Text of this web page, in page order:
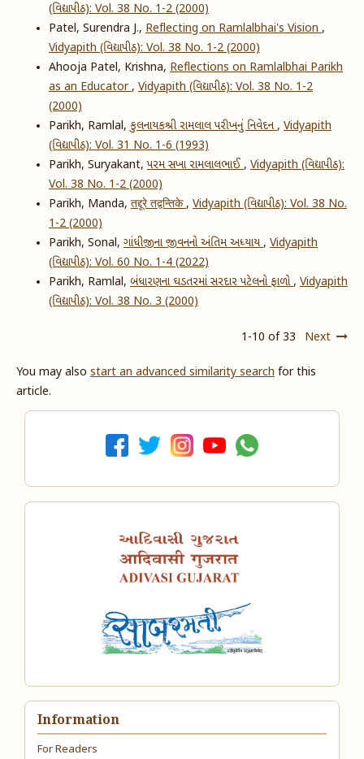
(વિદ્યાપીઠ): Vol. 38 No. 1-2 (2000)
Patel, Surendra J., Reflecting on Ramlalbhai's Vision ,
Vidyapith (વિદ્યાપીઠ): Vol. 38 No. 1-2 (2000)
Ahooja Patel, Krishna, Reflections on Ramlalbhai Parikh
as an Educator, Vidyapith (વિદ્યાપીઠ): Vol. 38 No. 1-2
(2000)
Parikh, Ramlal, કુલનાયકશ્રી રામલાલ પરીખનું નિવેદન, Vidyapith
(વિદ્યાપીઠ): Vol. 31 No. 1-6 (1993)
Parikh, Suryakant,પરમ સખા રામલાલભાઈ , Vidyapith (વિદ્યાપીઠ):
Vol. 38 No. 1-2 (2000)
Parikh, Manda, तद्दूरे तद्वन्तिके, Vidyapith (વિદ્યાપીઠ): Vol. 38 No.
1-2 (2000)
Parikh, Sonal, ગાંધીજીના જીવનનો અંતિમ અધ્યાય, Vidyapith
(વિદ્યાપીઠ): Vol. 60 No. 1-4 (2022)
Parikh, Ramlal, બંધારણના ઘડતરમાં સરદાર પટેલનો ફાળો, Vidyapith
(વિદ્યાપીઠ): Vol. 38 No. 3 (2000)
1-10 of 33 Next
You may also start an advanced similarity search for this
article.
Information
For Readers